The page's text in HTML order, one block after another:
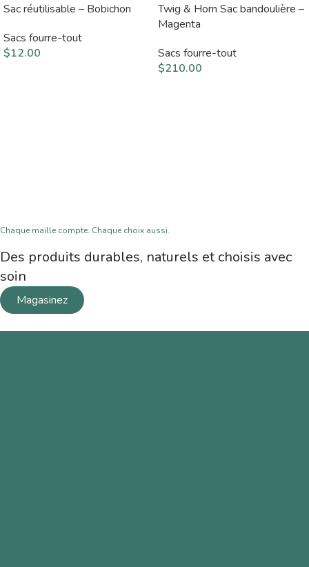
Sac réutilisable – Bobichon
Sacs fourre-tout
$12.00
Twig & Horn Sac bandoulière –
Magenta
Sacs fourre-tout
$210.00
Chaque maille compte. Chaque choix aussi.
Des produits durables, naturels et choisis avec
soin
Magasinez